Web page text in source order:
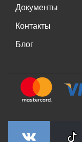
Документы
Контакты
Блог